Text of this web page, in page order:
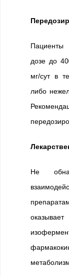
Пациенты
дозе до
мг/сут в
либо
Не